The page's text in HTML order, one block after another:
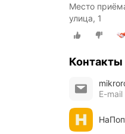
Место
улица, 1
E-mail